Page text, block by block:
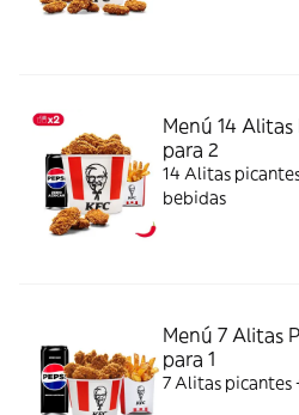
Menú 14
para 2
14 Alitas
bebidas
Menú 7 Alitas
para 1
7 Alitas picantes